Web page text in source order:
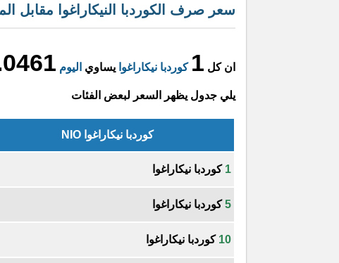
سعر صرف الكوردبا النيكاراغوا مقابل
ان كل 1 كوردبا نيكاراغوا يساوي اليوم
يلي جدول يظهر السعر لبعض الفئات
كوردبا نيكاراغوا NIO
1 كوردبا نيكاراغوا
5كوردبا نيكاراغوا
10 كوردبا نيكاراغوا